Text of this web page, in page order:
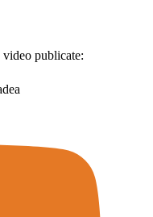
publicate: